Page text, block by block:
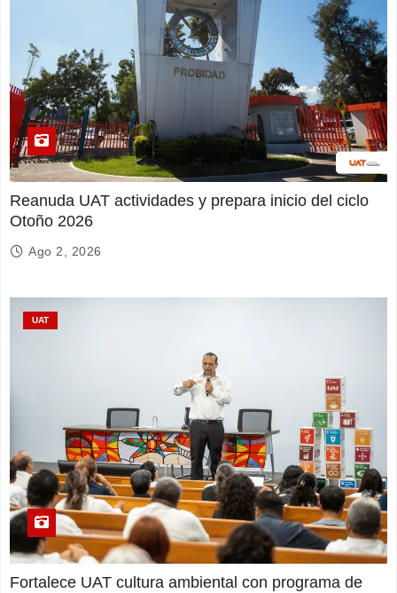
Reanuda UAT actividades y prepara inicio del ciclo
Otoño 2026
Ago 2, 2026
UAT
Fortalece UAT cultura ambiental con programa de